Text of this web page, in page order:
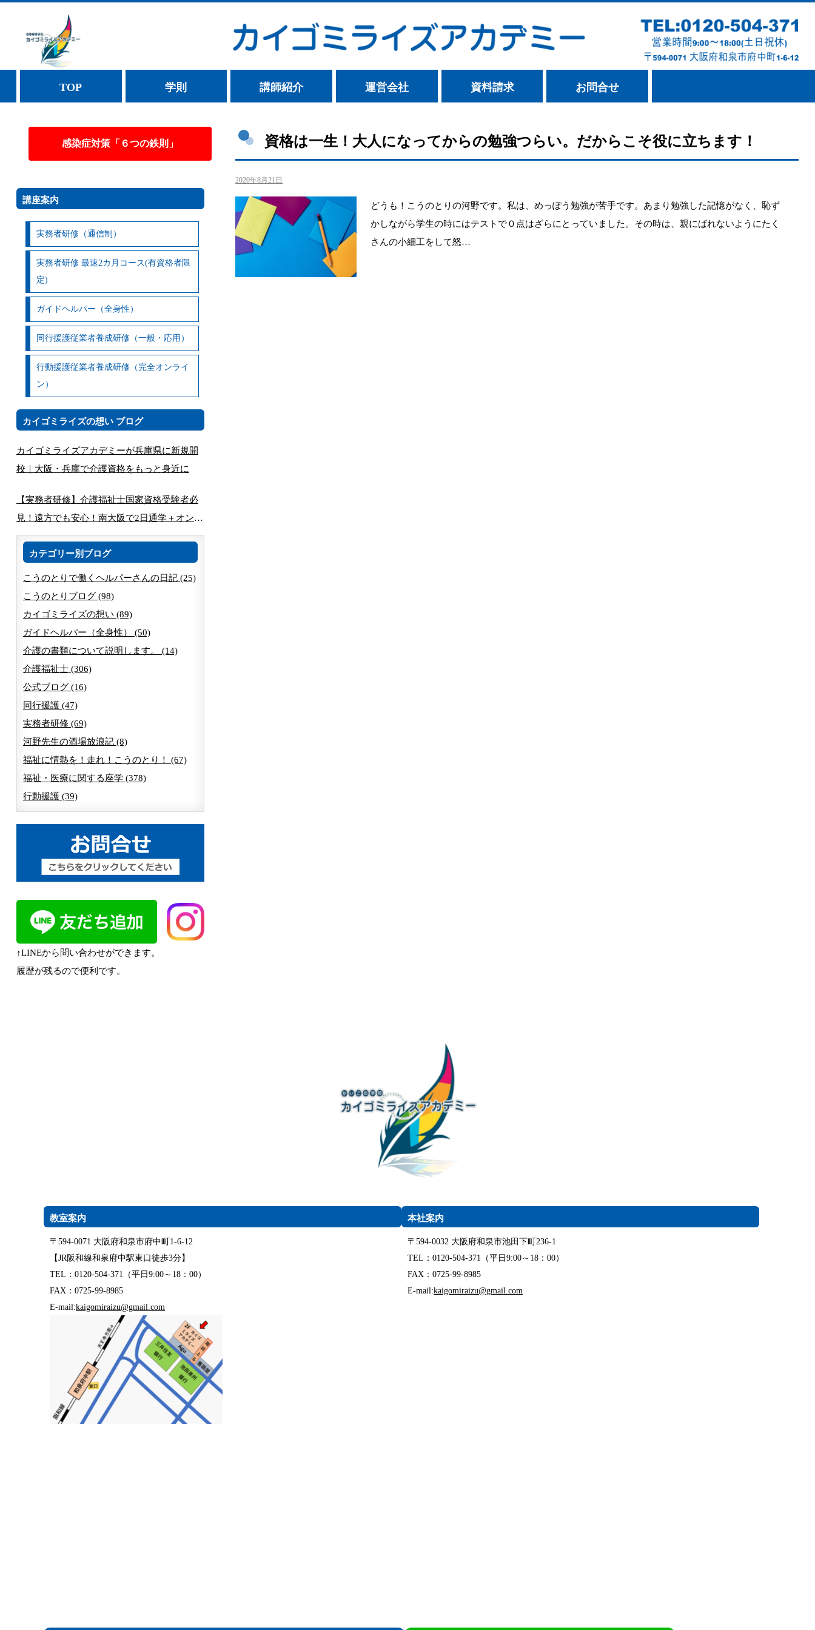
TOP 学則 講師紹介 運営会社 資料請求 お問合せ
資格は一生！大人になってからの勉強つらい。だからこそ役に立ちます！
2020年8月21日
どうも！こうのとりの河野です。私は、めっぽう勉強が苦手です。あまり勉強した記憶がなく、恥ず
かしながら学生の時にはテストで０点はざらにとっていました。その時は、親にばれないようにたく
さんの小細工をして怒…
感染症対策「６つの鉄則」
講座案内
実務者研修（通信制）
実務者研修 最速2カ月コース(有資格者限
定)
ガイドヘルパー（全身性）
同行援護従業者養成研修（一般・応用）
行動援護従業者養成研修（完全オンライ
ン）
カイゴミライズの想い ブログ
カイゴミライズアカデミーが兵庫県に新規開
校｜大阪・兵庫で介護資格をもっと身近に
【実務者研修】介護福祉士国家資格受験者必
見！遠方でも安心！南大阪で2日通学＋オンラ
インで完結する講座とは
カテゴリー別ブログ
こうのとりで働くヘルパーさんの日記 (25)
こうのとりブログ (98)
カイゴミライズの想い (89)
ガイドヘルパー（全身性） (50)
介護の書類について説明します。 (14)
介護福祉士 (306)
公式ブログ (16)
同行援護 (47)
実務者研修 (69)
河野先生の酒場放浪記 (8)
福祉に情熱を！走れ！こうのとり！ (67)
福祉・医療に関する座学 (378)
行動援護 (39)
↑LINEから問い合わせができます。
履歴が残るので便利です。
教室案内
〒594-0071 大阪府和泉市府中町1-6-12
【JR阪和線和泉府中駅東口徒歩3分】
TEL：0120-504-371（平日9:00～18：00）
FAX：0725-99-8985
E-mail:kaigomiraizu@gmail.com
本社案内
〒594-0032 大阪府和泉市池田下町236-1
TEL：0120-504-371（平日9:00～18：00）
FAX：0725-99-8985
E-mail:kaigomiraizu@gmail.com